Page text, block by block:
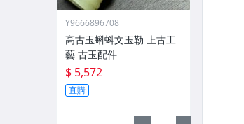
Y9666896708
高古玉蝌蚪文玉勒 上古工
藝 古玉配件
$ 5,572
直購